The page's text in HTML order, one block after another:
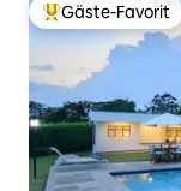
Beliebter Gäste-
Gäste-Favorit